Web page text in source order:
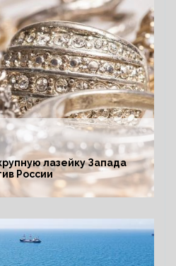
лазейку Запада
России